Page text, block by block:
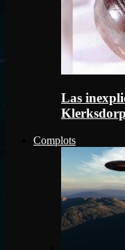
Las
Klerksdorp
Complots